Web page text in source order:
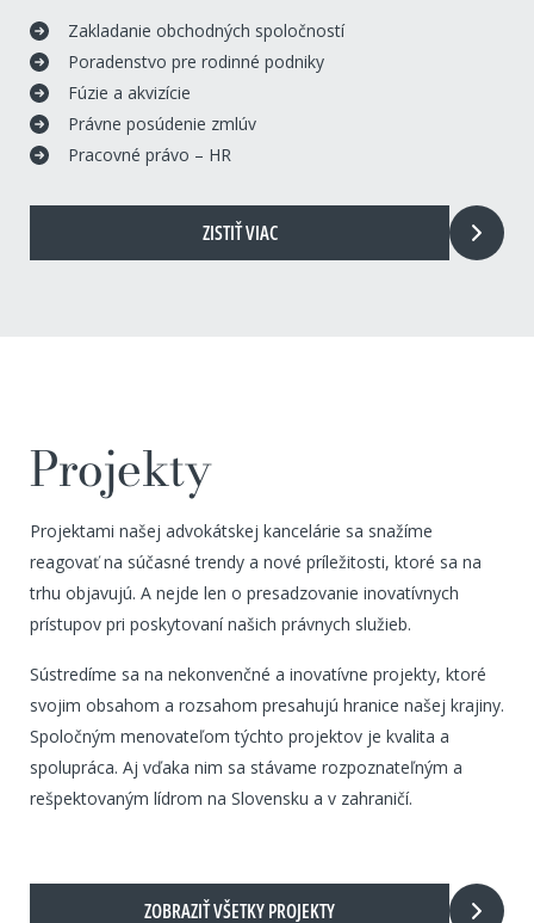
Zakladanie obchodných spoločností
Poradenstvo pre rodinné podniky
Fúzie a akvizície
Právne posúdenie zmlúv
Pracovné právo – HR
ZISTIŤ VIAC
Projekty
Projektami našej advokátskej kancelárie sa snažíme
reagovať na súčasné trendy a nové príležitosti, ktoré sa na
trhu objavujú. A nejde len o presadzovanie inovatívnych
prístupov pri poskytovaní našich právnych služieb.
Sústredíme sa na nekonvenčné a inovatívne projekty, ktoré
svojim obsahom a rozsahom presahujú hranice našej krajiny.
Spoločným menovateľom týchto projektov je kvalita a
spolupráca. Aj vďaka nim sa stávame rozpoznateľným a
rešpektovaným lídrom na Slovensku a v zahraničí.
ZOBRAZIŤ VŠETKY PROJEKTY